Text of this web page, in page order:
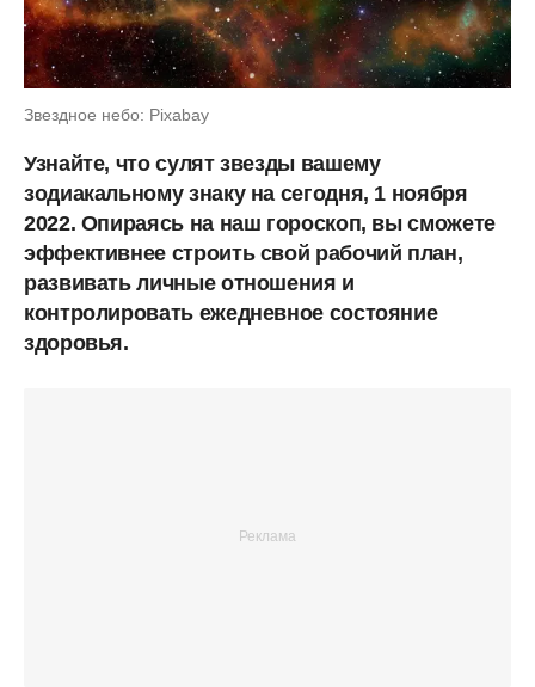
Звездное небо: Pixabay
Узнайте, что сулят звезды вашему
зодиакальному знаку на сегодня, 1 ноября
2022. Опираясь на наш гороскоп, вы сможете
эффективнее строить свой рабочий план,
развивать личные отношения и
контролировать ежедневное состояние
здоровья.